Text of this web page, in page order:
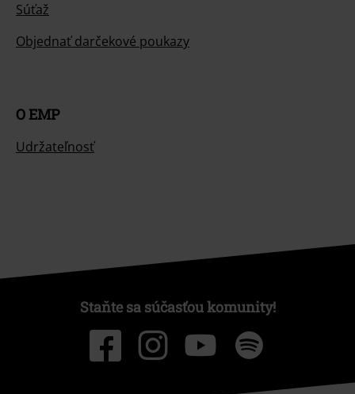
Súťaž
Objednať darčekové poukazy
O EMP
Udržateľnosť
Staňte sa súčasťou komunity!